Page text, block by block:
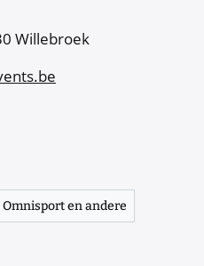
Willebroek
Omnisport en andere